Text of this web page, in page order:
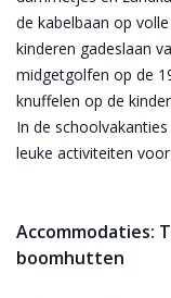
de kabelbaan op
kinderen gadeslaan
midgetgolfen op de
knuffelen op de
In de
leuke activiteiten
Accommodaties:
boomhutten